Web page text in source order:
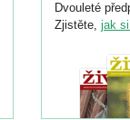
Dvouleté
Zjistěte, jak